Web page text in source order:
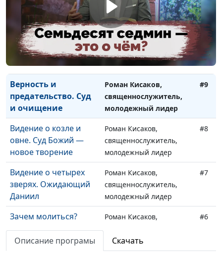
молодежный лидер
Встреча Даниила с
Богом.
Противостояние
дьяволу
Роман Кисаков,
священнослужитель,
молодежный лидер
#10
Верность и
предательство. Суд
и очищение
Роман Кисаков,
священнослужитель,
молодежный лидер
#9
Видение о козле и
овне. Суд Божий —
новое творение
Роман Кисаков,
священнослужитель,
молодежный лидер
#8
Видение о четырех
зверях. Ожидающий
Даниил
Роман Кисаков,
священнослужитель,
молодежный лидер
#7
Зачем молиться?
Роман Кисаков,
молодежный лидер
#6
Описание програмы Скачать